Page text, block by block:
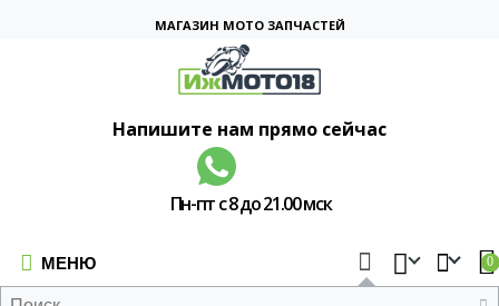
МАГАЗИН МОТО ЗАПЧАСТЕЙ
Напишите нам прямо сейчас
Пн-пт с 8 до 21.00 мск
МЕНЮ 0